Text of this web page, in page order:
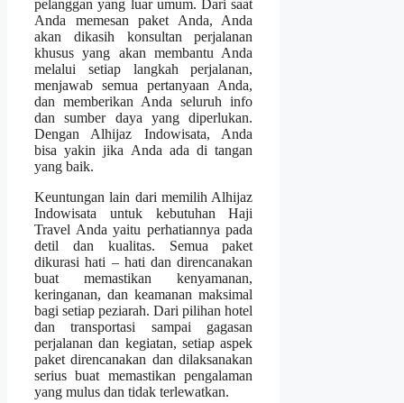
pelanggan yang luar umum. Dari saat
Anda memesan paket Anda, Anda
akan dikasih konsultan perjalanan
khusus yang akan membantu Anda
melalui setiap langkah perjalanan,
menjawab semua pertanyaan Anda,
dan memberikan Anda seluruh info
dan sumber daya yang diperlukan.
Dengan Alhijaz Indowisata, Anda
bisa yakin jika Anda ada di tangan
yang baik.
Keuntungan lain dari memilih Alhijaz
Indowisata untuk kebutuhan Haji
Travel Anda yaitu perhatiannya pada
detil dan kualitas. Semua paket
dikurasi hati – hati dan direncanakan
buat memastikan kenyamanan,
keringanan, dan keamanan maksimal
bagi setiap peziarah. Dari pilihan hotel
dan transportasi sampai gagasan
perjalanan dan kegiatan, setiap aspek
paket direncanakan dan dilaksanakan
serius buat memastikan pengalaman
yang mulus dan tidak terlewatkan.